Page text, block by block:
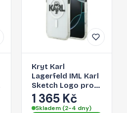
Kryt Karl
Lagerfeld IML Karl
Sketch Logo pro
iPhone 17 Air -
transparentní
1 365 Kč
Skladem (2-4 dny)